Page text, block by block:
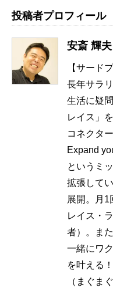
投稿者プロフィール
安斎 輝夫
【サード
長年サラ
生活に疑
レイス」
コネクタ
Expand
というミ
拡張して
展開。月1
レイス・
者）。ま
一緒にワ
を叶える
（まぐま